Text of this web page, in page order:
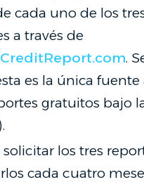
cada uno de los
a través de
.
es la única
gratuitos bajo
solicitar los tres
cada cuatro